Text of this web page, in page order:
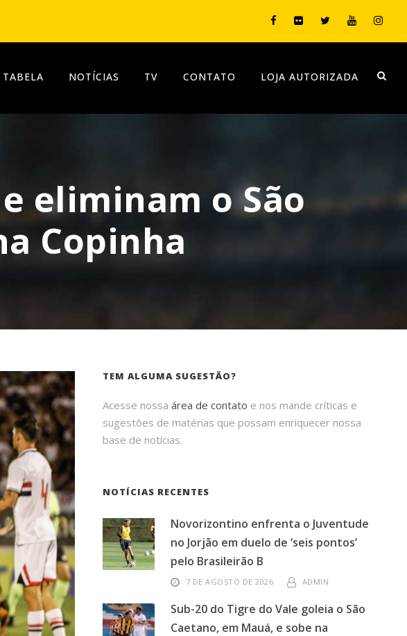
TABELA NOTÍCIAS TV CONTATO LOJA AUTORIZADA
eliminam o São
Copinha
TEM ALGUMA SUGESTÃO?
Acesse nossaárea de contato e nos mande críticas e
sugestões de matérias que possam enriquecer nossa
base de notícias.
NOTÍCIAS RECENTES
Novorizontino enfrenta o Juventude
no Jorjão em duelo de ‘seis pontos’
pelo Brasileirão B
7 DE AGOSTO DE 2026 ADMIN
Sub-20 do Tigre do Vale goleia o São
Caetano, em Mauá, e sobe na